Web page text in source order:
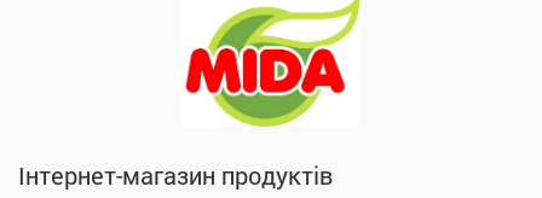
Інтернет-магазин продуктів